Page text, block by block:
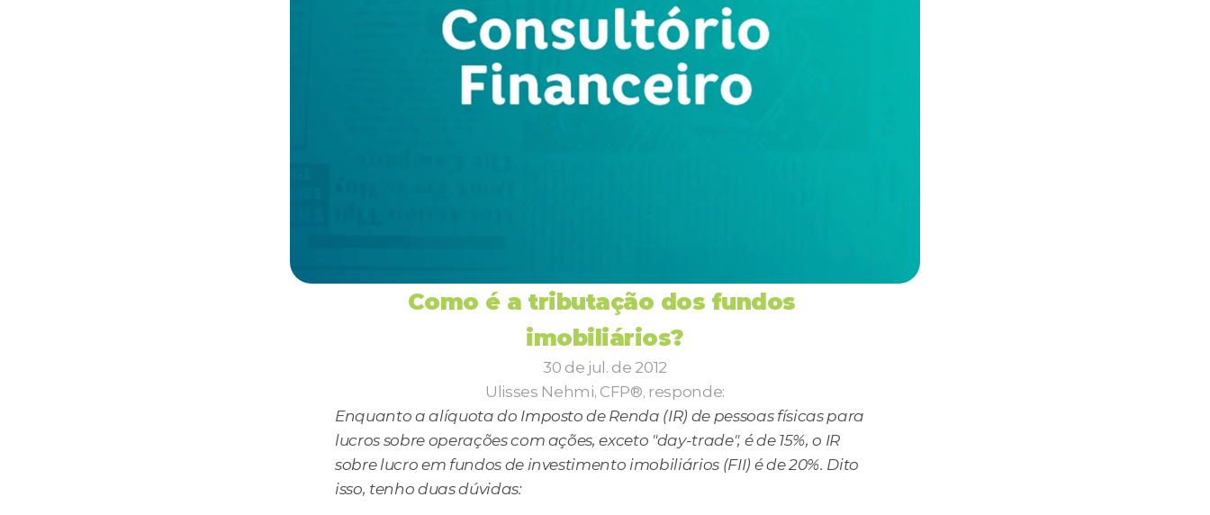
Como é a tributação dos fundos
imobiliários?
30 de jul. de 2012
Ulisses Nehmi, CFP®, responde:
Enquanto a alíquota do Imposto de Renda (IR) de pessoas físicas para
lucros sobre operações com ações, exceto "day-trade", é de 15%, o IR
sobre lucro em fundos de investimento imobiliários (FII) é de 20%. Dito
isso, tenho duas dúvidas: